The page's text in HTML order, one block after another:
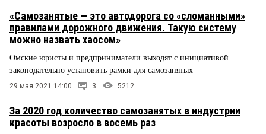
«Самозанятые — это автодорога со «сломанными»
правилами дорожного движения. Такую систему
можно назвать хаосом»
Омские юристы и предприниматели выходят с инициативой
законодательно установить рамки для самозанятых
29 мая 2021 14:00 3 5212
За 2020 год количество самозанятых в индустрии
красоты возросло в восемь раз